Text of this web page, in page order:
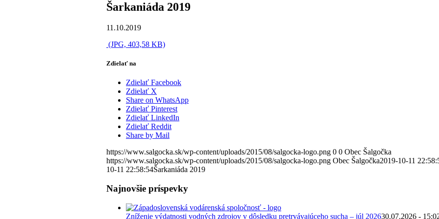
Šarkaniáda 2019
11.10.2019
(JPG, 403,58 KB)
Zdielať na
Zdielať Facebook
Zdielať X
Share on WhatsApp
Zdielať Pinterest
Zdielať LinkedIn
Zdielať Reddit
Share by Mail
https://www.salgocka.sk/wp-content/uploads/2015/08/salgocka-logo.png 0 0 Obec Šalgočka
https://www.salgocka.sk/wp-content/uploads/2015/08/salgocka-logo.png Obec Šalgočka2019-10-11
10-11 22:58:54Šarkaniáda 2019
Najnovšie príspevky
Zníženie výdatnosti vodných zdrojov v dôsledku pretrvávajúceho sucha – júl 202630.07.2026 -